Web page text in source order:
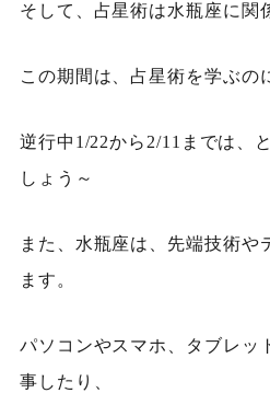
そして、占星術は水瓶座に関
この期間は、占星術を学ぶの
逆行中1/22から2/11までは、
しょう～
また、水瓶座は、先端技術や
ます。
パソコンやスマホ、タブレッ
事したり、